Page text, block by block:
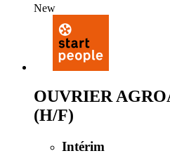
New
OUVRIER
(H/F)
Intérim